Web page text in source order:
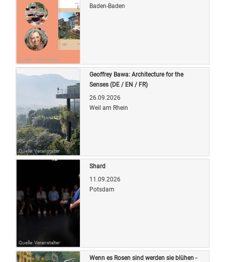
Quelle: Veranstalter
Baden-Baden
Quelle: Veranstalter
Geoffrey Bawa: Architecture for the
Senses (DE / EN / FR)
26.09.2026
Weil am Rhein
Quelle: Veranstalter
Shard
11.09.2026
Potsdam
Wenn es Rosen sind werden sie blühen -